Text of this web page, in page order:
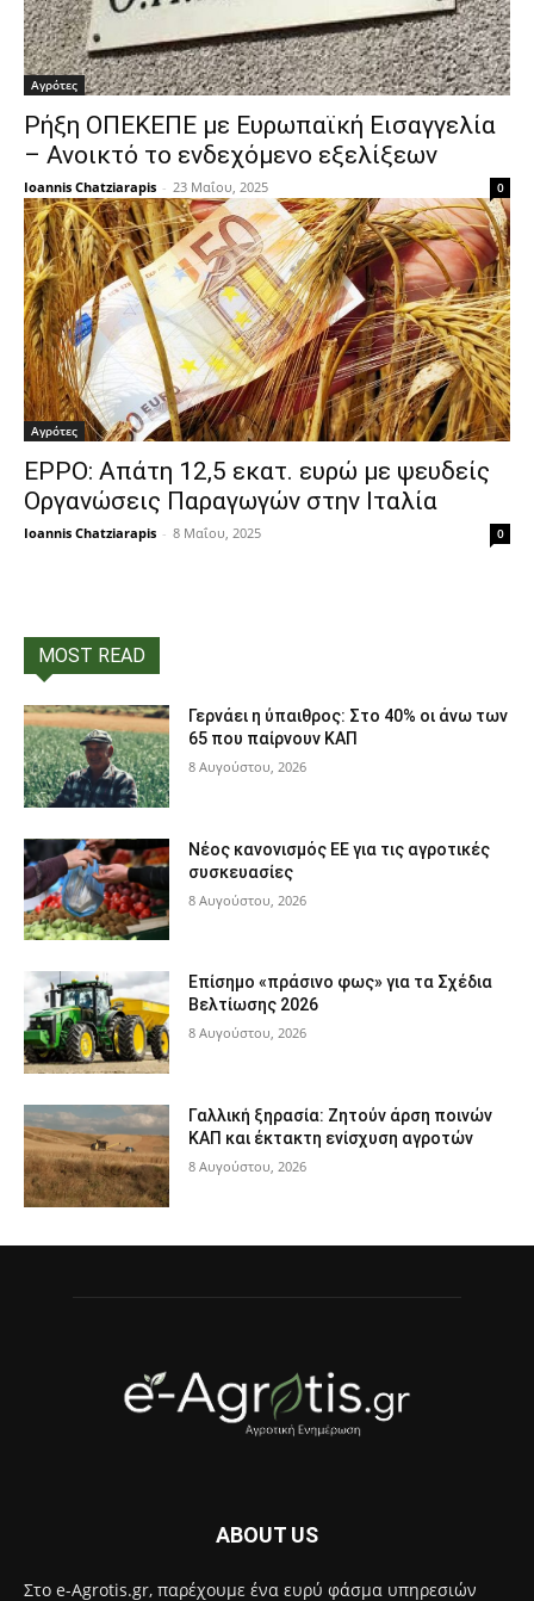
Αγρότες
Ρήξη ΟΠΕΚΕΠΕ με Ευρωπαϊκή Εισαγγελία
– Ανοικτό το ενδεχόμενο εξελίξεων
Ioannis Chatziarapis - 23 Μαΐου, 2025 0
Αγρότες
EPPO: Απάτη 12,5 εκατ. ευρώ με ψευδείς
Οργανώσεις Παραγωγών στην Ιταλία
Ioannis Chatziarapis - 8 Μαΐου, 2025 0
MOST READ
Γερνάει η ύπαιθρος: Στο 40% οι άνω των
65 που παίρνουν ΚΑΠ
8 Αυγούστου, 2026
Νέος κανονισμός ΕΕ για τις αγροτικές
συσκευασίες
8 Αυγούστου, 2026
Επίσημο «πράσινο φως» για τα Σχέδια
Βελτίωσης 2026
8 Αυγούστου, 2026
Γαλλική ξηρασία: Ζητούν άρση ποινών
ΚΑΠ και έκτακτη ενίσχυση αγροτών
8 Αυγούστου, 2026
ABOUT US
Στο e-Agrotis.gr, παρέχουμε ένα ευρύ φάσμα υπηρεσιών